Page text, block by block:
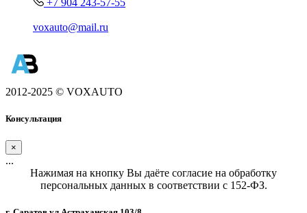
+7 904 243-57-55
voxauto@mail.ru
2012-2025 © VOXAUTO
Консультация
×
...
Нажимая на кнопку Вы даёте согласие на обработку
персональных данных в соответствии с 152-ФЗ.